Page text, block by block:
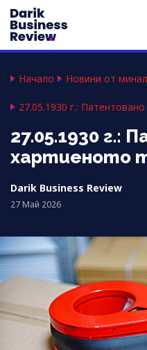
Начало Новини от
27.05.1930 г.:
27.05.1930 г.:
хартиеното
Darik Business Review
27 Май 2026